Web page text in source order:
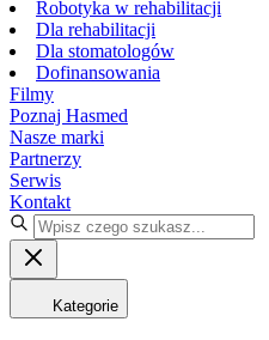
Robotyka w rehabilitacji
Dla rehabilitacji
Dla stomatologów
Dofinansowania
Filmy
Poznaj Hasmed
Nasze marki
Partnerzy
Serwis
Kontakt
Kategorie